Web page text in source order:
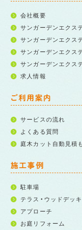
会社概要
サンガーデンエクス
サンガーデンエクス
サンガーデンエクス
サンガーデンエクス
求人情報
ご利用案内
サービスの流れ
よくある質問
庭木カット自動見積
施工事例
駐車場
テラス・ウッドデッキ
アプローチ
お庭リフォーム